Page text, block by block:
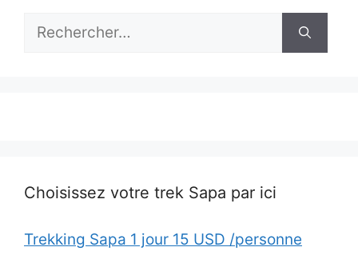
Rechercher :
Choisissez votre trek Sapa par ici
Trekking Sapa 1 jour 15 USD /personne